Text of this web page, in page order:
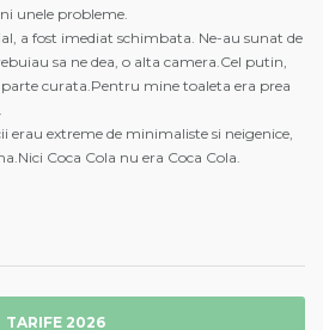
unele probleme.
a fost imediat schimbata. Ne-au sunat de
sa ne dea, o alta camera.Cel putin,
curata.Pentru mine toaleta era prea
erau extreme de minimaliste si neigenice,
Coca Cola nu era Coca Cola.
TARIFE 2026